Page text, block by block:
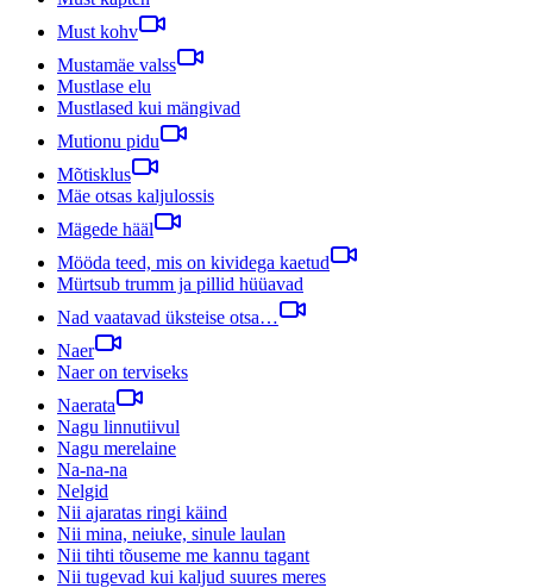
Must kohv
Mustamäe valss
Mustlase elu
Mustlased kui mängivad
Mutionu pidu
Mõtisklus
Mäe otsas kaljulossis
Mägede hääl
Mööda teed, mis on kividega kaetud
Mürtsub trumm ja pillid hüüavad
Nad vaatavad üksteise otsa…
Naer
Naer on terviseks
Naerata
Nagu linnutiivul
Nagu merelaine
Na-na-na
Nelgid
Nii ajaratas ringi käind
Nii mina, neiuke, sinule laulan
Nii tihti tõuseme me kannu tagant
Nii tugevad kui kaljud suures meres